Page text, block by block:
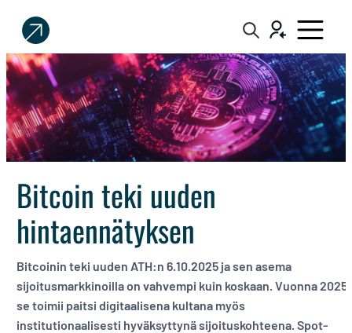
Sijoittaja.fi
Tee
parempia
sijoituspäätöksiä
Bitcoin teki uuden
hintaennätyksen
Bitcoinin teki uuden ATH:n 6.10.2025 ja sen asema
sijoitusmarkkinoilla on vahvempi kuin koskaan. Vuonna 2025
se toimii paitsi digitaalisena kultana myös
institutionaalisesti hyväksyttynä sijoituskohteena. Spot-